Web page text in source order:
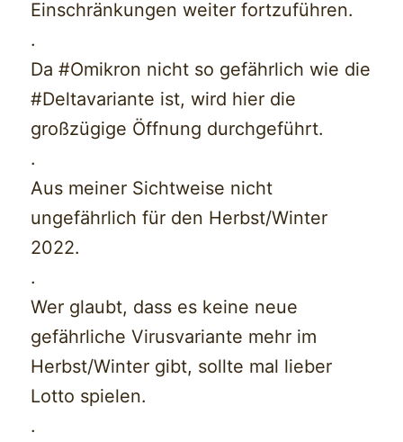
Einschränkungen weiter fortzuführen.
.
Da #Omikron nicht so gefährlich wie die
#Deltavariante ist, wird hier die
großzügige Öffnung durchgeführt.
.
Aus meiner Sichtweise nicht
ungefährlich für den Herbst/Winter
2022.
.
Wer glaubt, dass es keine neue
gefährliche Virusvariante mehr im
Herbst/Winter gibt, sollte mal lieber
Lotto spielen.
.